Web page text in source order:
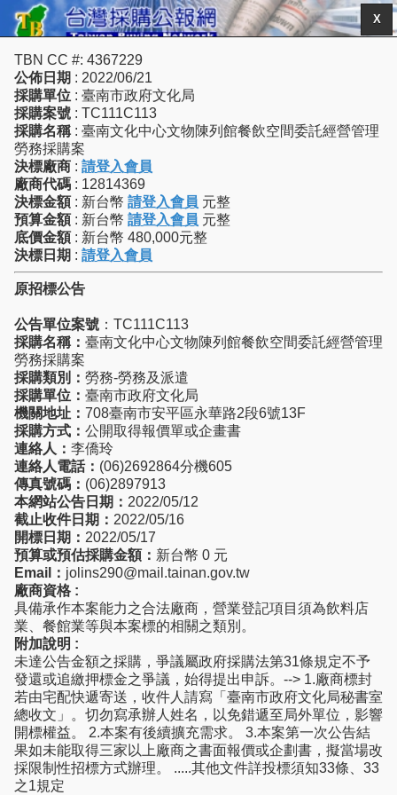
X
TBN CC #: 4367229
公佈日期 : 2022/06/21
採購單位 : 臺南市政府文化局
採購案號 : TC111C113
採購名稱 : 臺南文化中心文物陳列館餐飲空間委託經營管理
勞務採購案
決標廠商 : 請登入會員
廠商代碼 : 12814369
決標金額 : 新台幣 請登入會員 元整
預算金額 : 新台幣 請登入會員 元整
底價金額 : 新台幣 480,000元整
決標日期 : 請登入會員
原招標公告
公告單位案號 ：TC111C113
採購名稱： 臺南文化中心文物陳列館餐飲空間委託經營管理
勞務採購案
採購類別： 勞務-勞務及派遣
採購單位： 臺南市政府文化局
機關地址： 708臺南市安平區永華路2段6號13F
採購方式： 公開取得報價單或企畫書
連絡人： 李僑玲
連絡人電話： (06)2692864分機605
傳真號碼： (06)2897913
本網站公告日期： 2022/05/12
截止收件日期： 2022/05/16
開標日期： 2022/05/17
預算或預估採購金額： 新台幣 0 元
Email： jolins290@mail.tainan.gov.tw
廠商資格 :
具備承作本案能力之合法廠商，營業登記項目須為飲料店
業、餐館業等與本案標的相關之類別。
附加說明 :
未達公告金額之採購，爭議屬政府採購法第31條規定不予
發還或追繳押標金之爭議，始得提出申訴。--> 1.廠商標封
若由宅配快遞寄送，收件人請寫「臺南市政府文化局秘書室
總收文」。切勿寫承辦人姓名，以免錯遞至局外單位，影響
開標權益。 2.本案有後續擴充需求。 3.本案第一次公告結
果如未能取得三家以上廠商之書面報價或企劃書，擬當場改
採限制性招標方式辦理。 .....其他文件詳投標須知33條、33
之1規定